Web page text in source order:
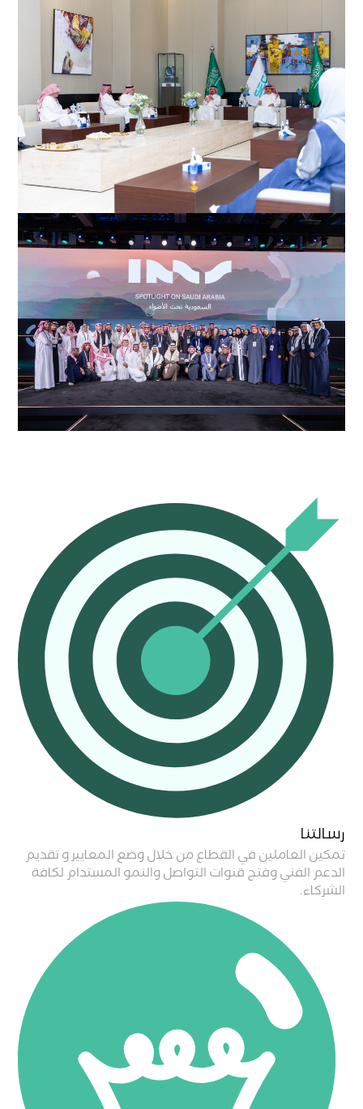
رسالتنا
تمكين العاملين في القطاع من خلال وضع المعايير و تقديم
الدعم الفني وفتح قنوات التواصل والنمو المستدام لكافة
الشركاء.